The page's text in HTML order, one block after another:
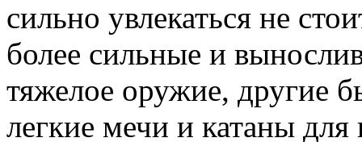
сильно увлекаться не
более сильные и
тяжелое оружие, другие
легкие мечи и катаны